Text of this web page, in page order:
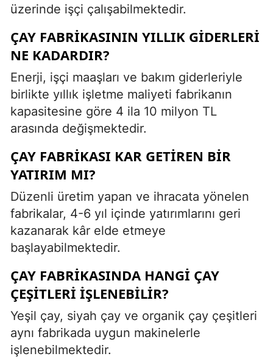
üzerinde işçi çalışabilmektedir.
ÇAY FABRIKASININ YILLIK GIDERLERI
NE KADARDIR?
Enerji, işçi maaşları ve bakım giderleriyle
birlikte yıllık işletme maliyeti fabrikanın
kapasitesine göre 4 ila 10 milyon TL
arasında değişmektedir.
ÇAY FABRIKASI KAR GETIREN BIR
YATIRIM MI?
Düzenli üretim yapan ve ihracata yönelen
fabrikalar, 4-6 yıl içinde yatırımlarını geri
kazanarak kâr elde etmeye
başlayabilmektedir.
ÇAY FABRIKASINDA HANGI ÇAY
ÇEŞITLERI IŞLENEBILIR?
Yeşil çay, siyah çay ve organik çay çeşitleri
aynı fabrikada uygun makinelerle
işlenebilmektedir.